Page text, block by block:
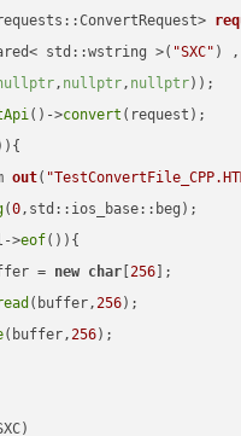
std::wstring >(
"SXC"
, nullptr, nullptr))
()->convert
out(
(0,std::ios_base::beg);
>eof()){
= new char [256 ];
(buffer,256);
(buffer,256);